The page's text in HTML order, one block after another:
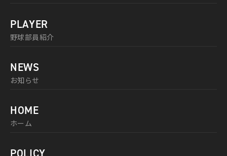
PLAYER
野球部員紹介
NEWS
お知らせ
HOME
ホーム